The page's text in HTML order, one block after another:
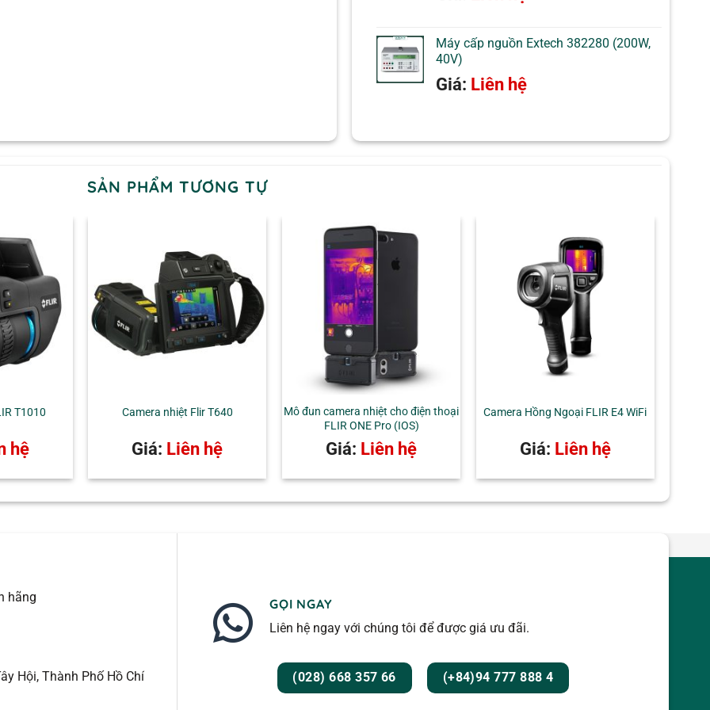
(Focus-free)
hồng ngoại bằng chi tiết từ camera ảnh thật
hồng ngoại trên ảnh thường
Picture-in-Picture, Thermal Blending, Camera số
Rainbow
kiện nhiệt độ môi trường 10°C – 35°C và nhiệt độ vật đo > 0°C
/ theo khoảng
Min/Max
dạng ngày & giờ
Máy cấp nguồn Extech 382280 (200W,
40V)
Giá: Liên hệ
SẢN PHẨM TƯƠNG TỰ
T1010
hệ
Camera nhiệt Flir T640
Giá: Liên hệ
Mô đun camera nhiệt cho điện thoại
FLIR ONE Pro (IOS)
Giá: Liên hệ
Camera Hồng Ngoại FLIR E4 WiFi
Giá: Liên hệ
hãng
Hội, Thành Phố Hồ Chí
GỌI NGAY
Liên hệ ngay với chúng tôi để được giá ưu đãi.
(028) 668 357 66 (+84)94 777 888 4